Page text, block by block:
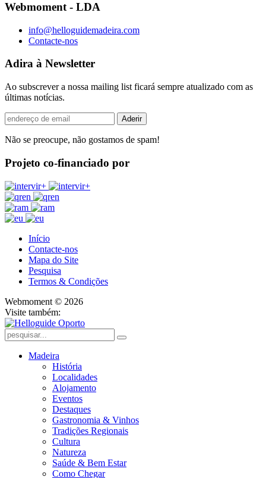
Webmoment - LDA
info@helloguidemadeira.com
Contacte-nos
Adira à Newsletter
Ao subscrever a nossa mailing list ficará sempre atualizado com as
últimas notícias.
Não se preocupe, não gostamos de spam!
Projeto co-financiado por
Início
Contacte-nos
Mapa do Site
Pesquisa
Termos & Condições
Webmoment © 2026
Visite também:
Madeira
História
Localidades
Alojamento
Eventos
Destaques
Gastronomia & Vinhos
Tradições Regionais
Cultura
Natureza
Saúde & Bem Estar
Como Chegar